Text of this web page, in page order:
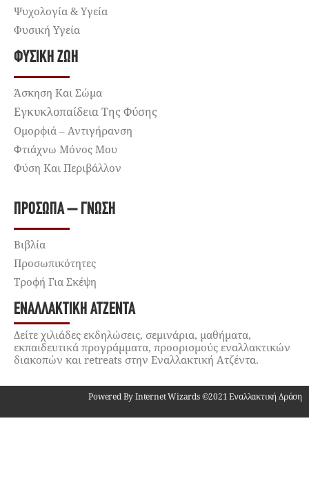
Ψυχολογία & Υγεία
Φυσική Υγεία
ΦΥΣΙΚΉ ΖΩΉ
Άσκηση Και Σώμα
Εγκυκλοπαίδεια Της Φύσης
Ομορφιά – Αντιγήρανση
Φτιάχνω Μόνος Μου
Φύση Και Περιβάλλον
ΠΡΌΣΩΠΑ – ΓΝΏΣΗ
Βιβλία
Προσωπικότητες
Τροφή Για Σκέψη
ΕΝΑΛΛΑΚΤΙΚΉ ΑΤΖΈΝΤΑ
Δείτε χιλιάδες εκδηλώσεις, σεμινάρια, μαθήματα,
εκπαιδευτικά προγράμματα, προορισμούς εναλλακτικών
διακοπών και retreats στην Εναλλακτική Ατζέντα.
Powered By Internet Wizards ©2021 Εναλλακτική Δράση